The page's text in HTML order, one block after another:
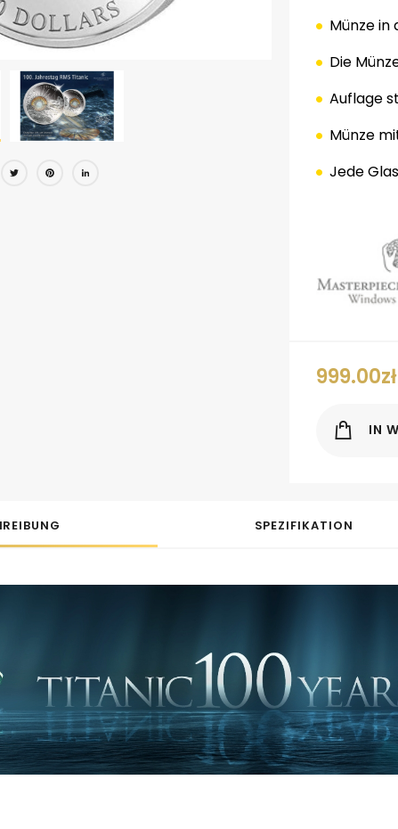
Facebook
TwitterPinterest
Münze
Die
Auflage
Münze
Jede
999.00zł
IN
SPEZIFIKATION